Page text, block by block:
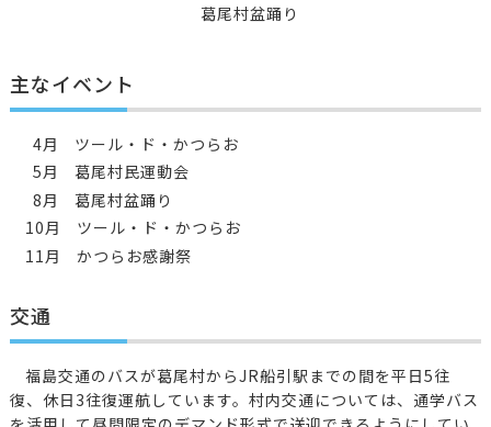
葛尾村盆踊り
主なイベント
4月
ツール・ド・かつらお
5月
葛尾村民運動会
8月
葛尾村盆踊り
10月
ツール・ド・かつらお
11月
かつらお感謝祭
交通
福島交通のバスが葛尾村からJR船引駅までの間を平日5往
復、休日3往復運航しています。村内交通については、通学バス